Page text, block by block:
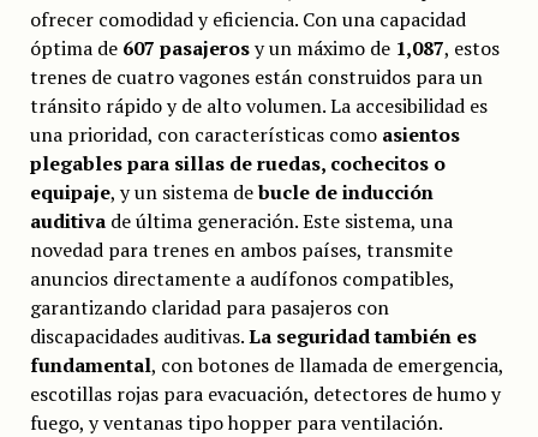
ofrecer comodidad y eficiencia. Con una capacidad
óptima de 607 pasajerosy un máximo de 1,087, estos
trenes de cuatro vagones están construidos para un
tránsito rápido y de alto volumen. La accesibilidad es
una prioridad, con características como asientos
plegables para sillas de ruedas, cochecitos o
equipaje, y un sistema debucle de inducción
auditivade última generación. Este sistema, una
novedad para trenes en ambos países, transmite
anuncios directamente a audífonos compatibles,
garantizando claridad para pasajeros con
discapacidades auditivas.La seguridad también es
fundamental, con botones de llamada de emergencia,
escotillas rojas para evacuación, detectores de humo y
fuego, y ventanas tipo hopper para ventilación.